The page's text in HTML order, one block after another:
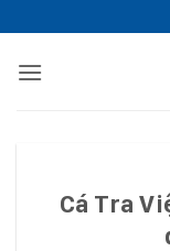
qua
nội
Cá Tra